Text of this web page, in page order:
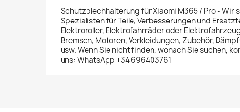
Schutzblechhalterung für Xiaomi M365 / Pro - Wir
Spezialisten für Teile, Verbesserungen und
Elektroroller, Elektrofahrräder oder
Bremsen, Motoren, Verkleidungen, Zubehör,
usw. Wenn Sie nicht finden, wonach Sie suchen,
uns: WhatsApp +34 696403761